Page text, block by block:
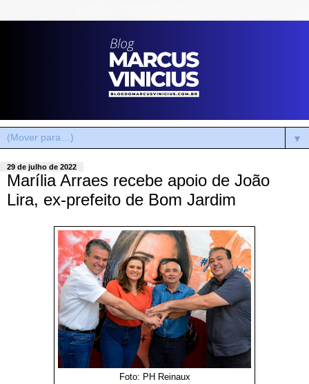
▼
29 de julho de 2022
Marília Arraes recebe apoio de João
Lira, ex-prefeito de Bom Jardim
Foto: PH Reinaux